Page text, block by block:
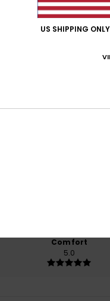
dei clienti
Comfort
5.0
US SHIPPING ONLY